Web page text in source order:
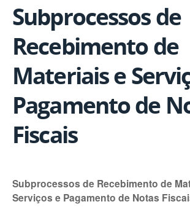
Subprocessos de
Recebimento de
Materiais e
Pagamento de
Fiscais
Subprocessos de Recebimento de
Serviços e Pagamento de Notas